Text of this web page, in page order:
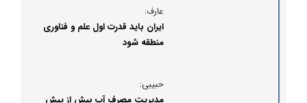
عارف:
ایران باید قدرت اول علم و فناوری
منطقه شود
حبیبی:
مدیریت مصرف آب بیش از پیش